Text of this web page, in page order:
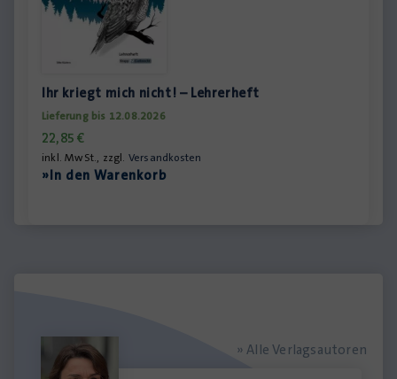
Ihr kriegt mich nicht! – Lehrerheft
Lieferung bis 12.08.2026
22,85€
inkl. MwSt., zzgl. Versandkosten
»In den Warenkorb
» Alle Verlagsautoren